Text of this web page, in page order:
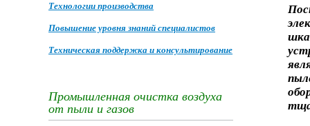
Технологии производства
Повышение уровня знаний специалистов
Техническая поддержка и консультирование
Промышленная очистка воздуха
от пыли и газов